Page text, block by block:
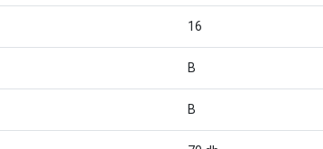
16
B
B